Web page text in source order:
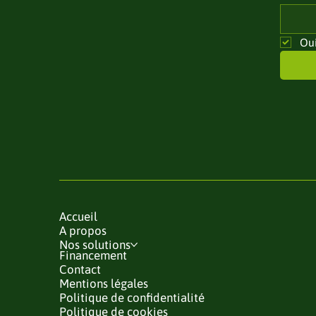
Accueil
A propos
Nos solutions
Financement
Contact
Mentions légales
Politique de confidentialité
Politique de cookies